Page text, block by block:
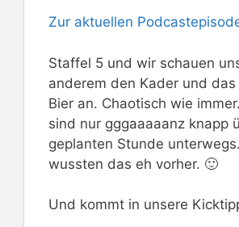
Zur aktuellen
Staffel 5 und wir schauen
anderem den Kader und das
Bier an. Chaotisch wie
sind nur gggaaaaanz knapp
geplanten Stunde
wussten das eh vorher. 🙂
Und kommt in unsere